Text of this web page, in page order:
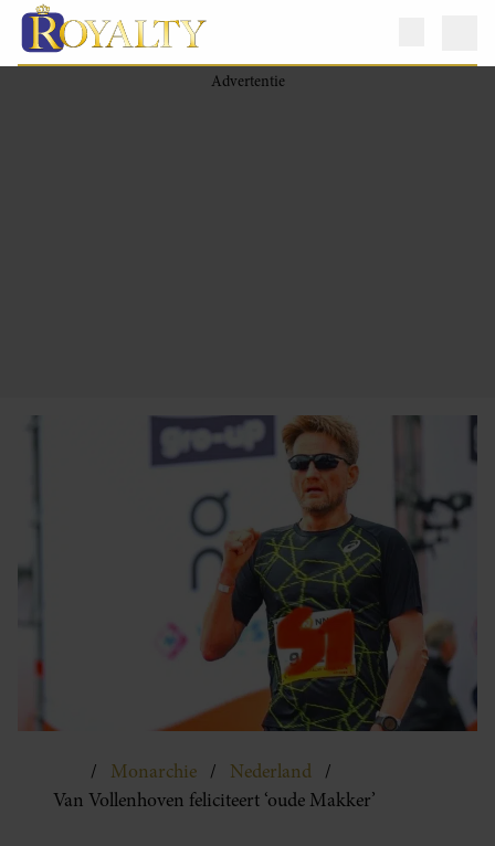
Monarchie
Nederland
Van Vollenhoven feliciteert ‘oude Makker’